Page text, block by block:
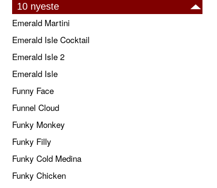
10 nyeste
Emerald Martini
Emerald Isle Cocktail
Emerald Isle 2
Emerald Isle
Funny Face
Funnel Cloud
Funky Monkey
Funky Filly
Funky Cold Medina
Funky Chicken